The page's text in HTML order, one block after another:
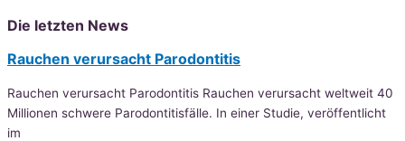
Die letzten News
Rauchen verursacht Parodontitis
Rauchen verursacht Parodontitis Rauchen verursacht weltweit 40
Millionen schwere Parodontitisfälle. In einer Studie, veröffentlicht
im